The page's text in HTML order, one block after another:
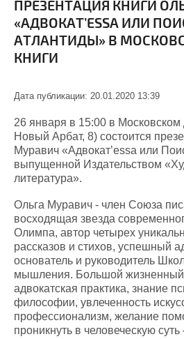
ПРЕЗЕНТАЦИЯ КНИГИ
«АДВОКАТ’ESSA ИЛИ
АТЛАНТИДЫ» В
КНИГИ
Дата публикации: 20.01.2020 13:39
26 января в 15:00 в Московском
Новый Арбат, 8) состоится
Муравич «Адвокат’essa или
выпущенной Издательством
литература».
Ольга Муравич - член Союза
восходящая звезда
Олимпа, автор четырех
рассказов и стихов, успешный
основатель и руководитель
мышления. Большой жизненный
адвокатская практика, знание
философии, увлеченность
профессионализм, желание
проникнуть в человеческую